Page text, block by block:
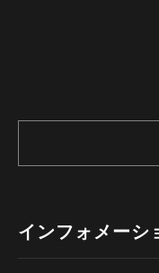
インフォメーシ